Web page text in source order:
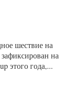
шествие на
на
этого года,...